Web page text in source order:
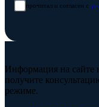
прочитал и согласен с
Информация на сайте
получите
режиме.